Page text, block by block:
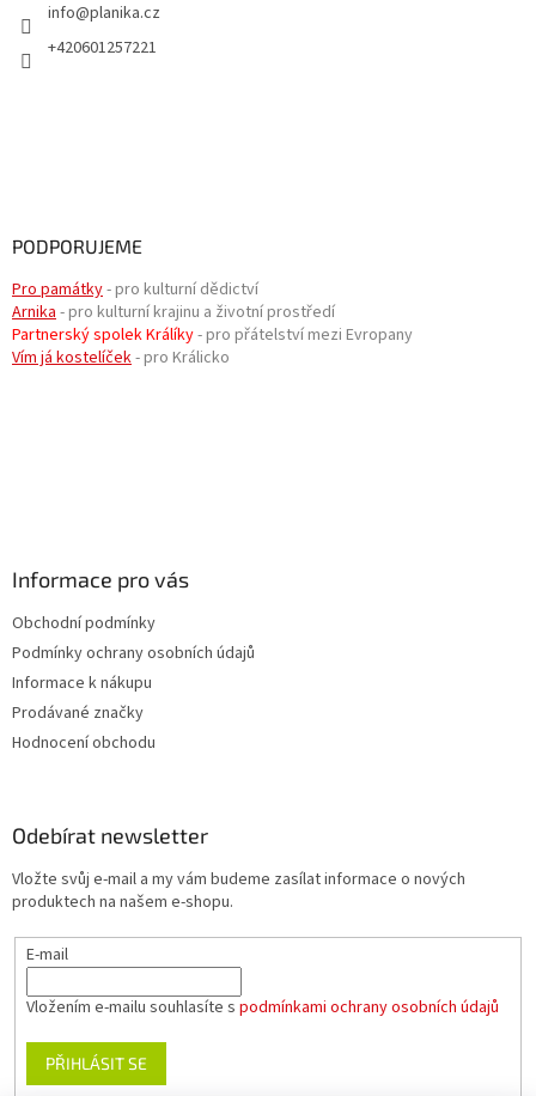
info@planika.cz
+420601257221
PODPORUJEME
Pro památky- pro kulturní dědictví
Arnika- pro kulturní krajinu a životní prostředí
Partnerský spolek Králíky- pro přátelství mezi Evropany
Vím já kostelíček- pro Králicko
Informace pro vás
Obchodní podmínky
Podmínky ochrany osobních údajů
Informace k nákupu
Prodávané značky
Hodnocení obchodu
Odebírat newsletter
Vložte svůj e-mail a my vám budeme zasílat informace o nových
produktech na našem e-shopu.
E-mail
Vložením e-mailu souhlasíte s podmínkami ochrany osobních údajů
PŘIHLÁSIT SE